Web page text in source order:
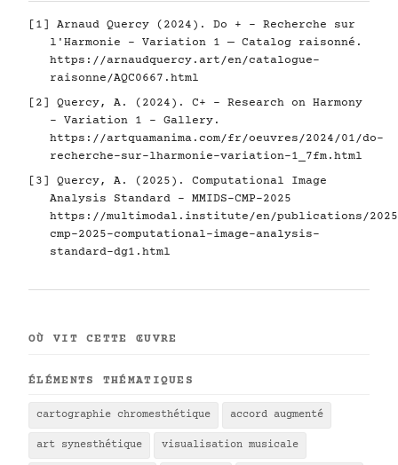
[1] Arnaud Quercy (2024). Do + - Recherche sur
l'Harmonie - Variation 1 — Catalog raisonné.
https://arnaudquercy.art/en/catalogue-
raisonne/AQC0667.html
[2] Quercy, A. (2024). C+ - Research on Harmony
- Variation 1 - Gallery.
https://artquamanima.com/fr/oeuvres/2024/01/do-
recherche-sur-lharmonie-variation-1_7fm.html
[3] Quercy, A. (2025). Computational Image
Analysis Standard - MMIDS-CMP-2025
https://multimodal.institute/en/publications/2025/
cmp-2025-computational-image-analysis-
standard-dg1.html
OÙ VIT CETTE ŒUVRE
ÉLÉMENTS THÉMATIQUES
cartographie chromesthétique accord augmenté
art synesthétique visualisation musicale